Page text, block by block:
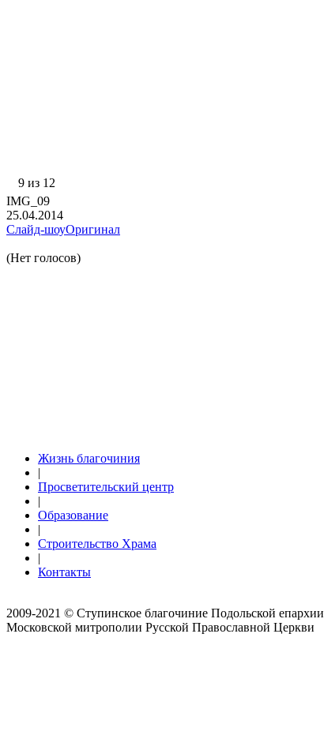
9 из 12
IMG_09
25.04.2014
Слайд-шоуОригинал
(Нет голосов)
Жизнь благочиния
|
Просветительский центр
|
Образование
|
Строительство Храма
|
Контакты
2009-2021 © Ступинское благочиние Подольской епархии
Московской митрополии Русской Православной Церкви